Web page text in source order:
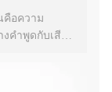
คือความ
คำพูดกับเสียง